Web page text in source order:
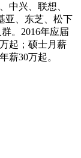
中兴、联想、
亚、东芝、松下
。2016年应届
起；硕士月薪
薪30万起。